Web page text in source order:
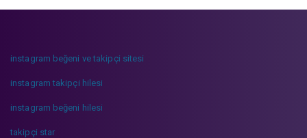
instagram beğeni ve takipçi sitesi
instagram takipçi hilesi
instagram beğeni hilesi
takipçi star